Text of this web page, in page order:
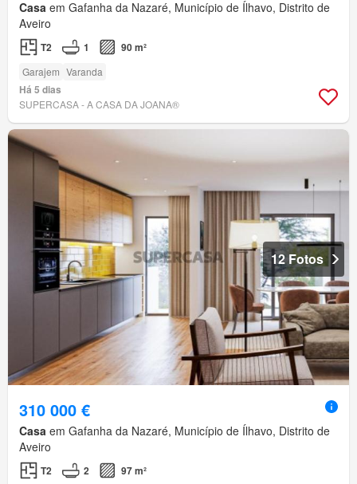
Casa em Gafanha da Nazaré, Município de Ílhavo, Distrito de
Aveiro
T2 1 90 m²
Garajem Varanda
Há 5 dias
SUPERCASA - A CASA DA JOANA®
12 Fotos
310 000 €
Casa em Gafanha da Nazaré, Município de Ílhavo, Distrito de
Aveiro
T2 2 97 m²